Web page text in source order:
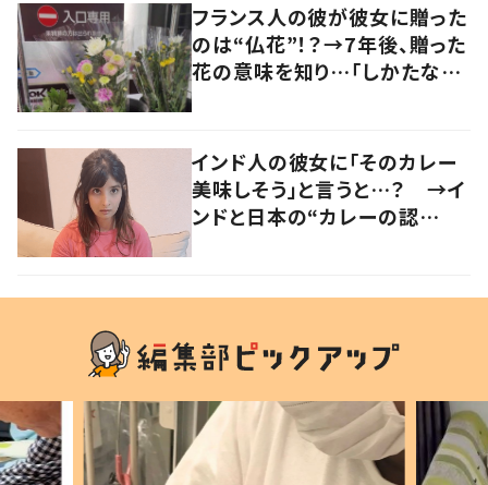
フランス人の彼が彼女に贈った
のは“仏花”！？→7年後、贈った
花の意味を知り…「しかたな
インド人の彼女に「そのカレー
美味しそう」と言うと…？ →イ
ンドと日本の“カレーの認